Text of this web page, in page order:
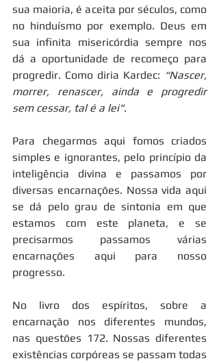
sua maioria, é aceita por séculos, como
no hinduísmo por exemplo. Deus em
sua infinita misericórdia sempre nos
dá a oportunidade de recomeço para
progredir. Como diria Kardec: “Nascer,
morrer, renascer, ainda e progredir
sem cessar, tal é a lei".
Para chegarmos aqui fomos criados
simples e ignorantes, pelo princípio da
inteligência divina e passamos por
diversas encarnações. Nossa vida aqui
se dá pelo grau de sintonia em que
estamos com este planeta, e se
precisarmos passamos várias
encarnações aqui para nosso
progresso.
No livro dos espíritos, sobre a
encarnação nos diferentes mundos,
nas questões 172. Nossas diferentes
existências corpóreas se passam todas